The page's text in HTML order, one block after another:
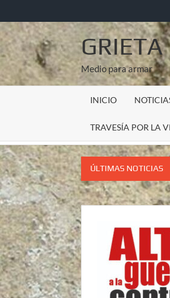
al
contenido
GRIETA
Medio para armar
INICIO
TRAVESÍA POR LA
ÚLTIMAS NOTICIAS
TENEMOS QUE VIVIR. CARTA DEL
TENEMOS QUE VIVIR. CARTA DEL